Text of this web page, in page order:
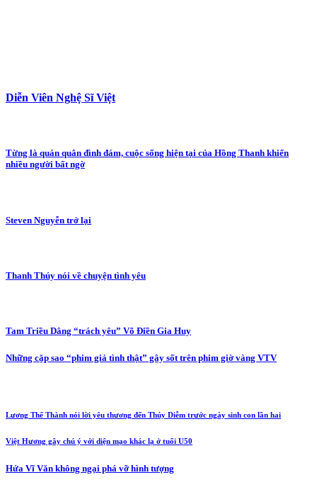
Diễn Viên Nghệ Sĩ Việt
Từng là quán quân đình đám, cuộc sống hiện tại của Hồng Thanh khiến
nhiều người bất ngờ
Steven Nguyễn trở lại
Thanh Thúy nói về chuyện tình yêu
Tam Triều Dâng “trách yêu” Võ Điền Gia Huy
Những cặp sao “phim giả tình thật” gây sốt trên phim giờ vàng VTV
Lương Thế Thành nói lời yêu thương đến Thúy Diễm trước ngày sinh con lần hai
Việt Hương gây chú ý với diện mạo khác lạ ở tuổi U50
Hứa Vĩ Văn không ngại phá vỡ hình tượng